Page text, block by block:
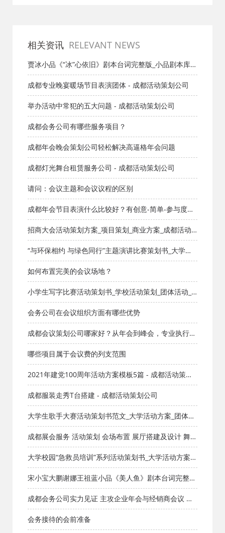
相关资讯 RELEVANT NEWS
贾冰小品《“冰”心依旧》剧本台词完整版_小品剧本库_
知识库_成都活动公司网_策划网_方案网_文案网_文档网
成都专业晚宴暖场节目表演团体 - 成都活动策划公司
举办活动中常犯的五大问题 - 成都活动策划公司
成都会务公司有哪些服务项目？
成都年会晚会策划公司轻松解决高逼格年会问题
成都灯光舞台租赁服务公司 - 成都活动策划公司
请问：会议主题和会议议程的区别
成都年会节目表演什么比较好？有创意-简单-参与度高
的
招商大会活动策划方案_项目策划_商业方案_成都活动
公司网-策划网,方案网,网站策划,网站计划,策划的爱
“与环保相约 与绿色同行”主题演讲比赛策划书_大学活
动方案_团体活动_成都活动公司网_策划网_方案网_文案
网_文档网
如何布置完美的会议场地？
小学生写字比赛活动策划书_学校活动策划_团体活动_
成都活动公司网_策划网_方案网_文案网_文档网
会务公司在会议组织方面有哪些优势
成都会议策划公司哪家好？从年会到峰会，专业执行是
关键
哪些项目属于会议费的列支范围
2021年建党100周年活动方案模板5篇 - 成都活动策划
公司
成都服装走秀T台搭建 - 成都活动策划公司
大学生歌手大赛活动策划书范文_大学活动方案_团体活
动_成都活动公司网_策划网_方案网_文案网_文档网
成都展会服务 活动策划 会场布置 展厅搭建及设计 舞台
设备舞台灯光布置
大学校园“急救员培训”系列活动策划书_大学活动方案_
团体活动_成都活动公司网_策划网_方案网_文案网_文档
网
宋小宝大鹏谢娜王祖蓝小品《美人鱼》剧本台词完整版
_小品剧本库_知识库_成都活动公司网_策划网_方案网_
文案网_文档网
成都会务公司实力见证 主攻企业年会与经销商会议 成
都会议服务公司提供策划接待一站式解决方案
会务接待的会前准备